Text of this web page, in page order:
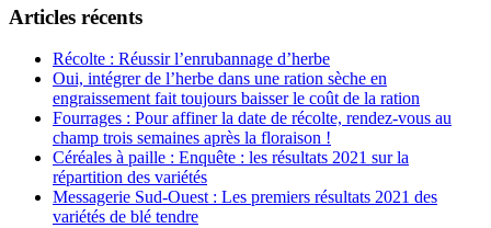
Articles récents
Récolte : Réussir l’enrubannage d’herbe
Oui, intégrer de l’herbe dans une ration sèche en
engraissement fait toujours baisser le coût de la ration
Fourrages : Pour affiner la date de récolte, rendez-vous au
champ trois semaines après la floraison !
Céréales à paille : Enquête : les résultats 2021 sur la
répartition des variétés
Messagerie Sud-Ouest : Les premiers résultats 2021 des
variétés de blé tendre